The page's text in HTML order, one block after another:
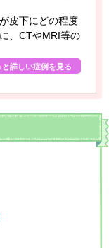
皮下にどの程度
、CTやMRI等の
と詳しい症例を見る